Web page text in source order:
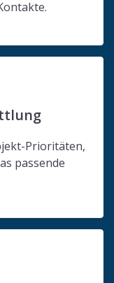
Prioritäten,
passende